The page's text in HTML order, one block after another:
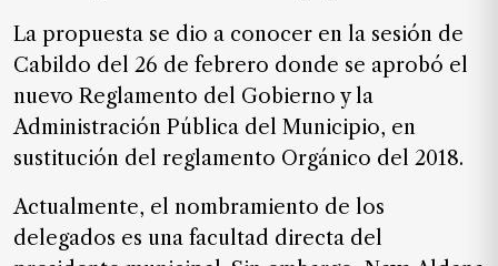
digital
Nosotros
Anúnciate
con
nosotros
La propuesta se dio a conocer en la sesión de
Cabildo del 26 de febrero donde se aprobó el
nuevo Reglamento del Gobierno y la
Administración Pública del Municipio, en
sustitución del reglamento Orgánico del 2018.
Actualmente, el nombramiento de los
delegados es una facultad directa del